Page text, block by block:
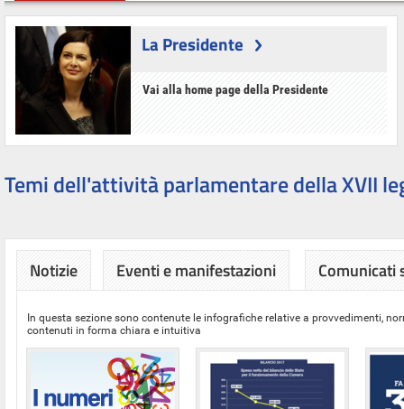
La Presidente
Vai alla home page della Presidente
Temi dell'attività parlamentare della XVII
Notizie Eventi e manifestazioni Comunicati
In questa sezione sono contenute le infografiche relative a provvedimenti,
contenuti in forma chiara e intuitiva